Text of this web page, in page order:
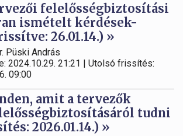
felelősségbiztosítási
ismételt kérdések-
26.01.14.) »
Püski András
2024.10.29. 21:21 | Utolsó frissítés:
09:00
amit a tervezők
tudni
2026.01.14.) »